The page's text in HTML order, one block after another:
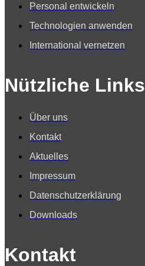
Personal entwickeln
Technologien anwenden
International vernetzen
Nützliche Links
Über uns
Kontakt
Aktuelles
Impressum
Datenschutzerklärung
Downloads
Kontakt